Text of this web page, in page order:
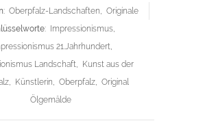
Oberpfalz-Landschaften, Originale
Impressionismus,
21.Jahrhundert,
Landschaft, Kunst aus der
, Künstlerin, Oberpfalz, Original
Ölgemälde